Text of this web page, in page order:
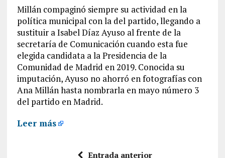
Millán compaginó siempre su actividad en la
política municipal con la del partido, llegando a
sustituir a Isabel Díaz Ayuso al frente de la
secretaría de Comunicación cuando esta fue
elegida candidata a la Presidencia de la
Comunidad de Madrid en 2019. Conocida su
imputación, Ayuso no ahorró en fotografías con
Ana Millán hasta nombrarla en mayo número 3
del partido en Madrid.
Leer más
Entrada anterior